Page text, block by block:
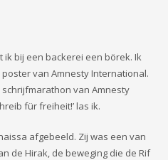
ik bij een backerei een börek. Ik
van Amnesty International.
van Amnesty
für freiheit!’ las ik.
afgebeeld. Zij was een van
de Hirak, de beweging die de Rif